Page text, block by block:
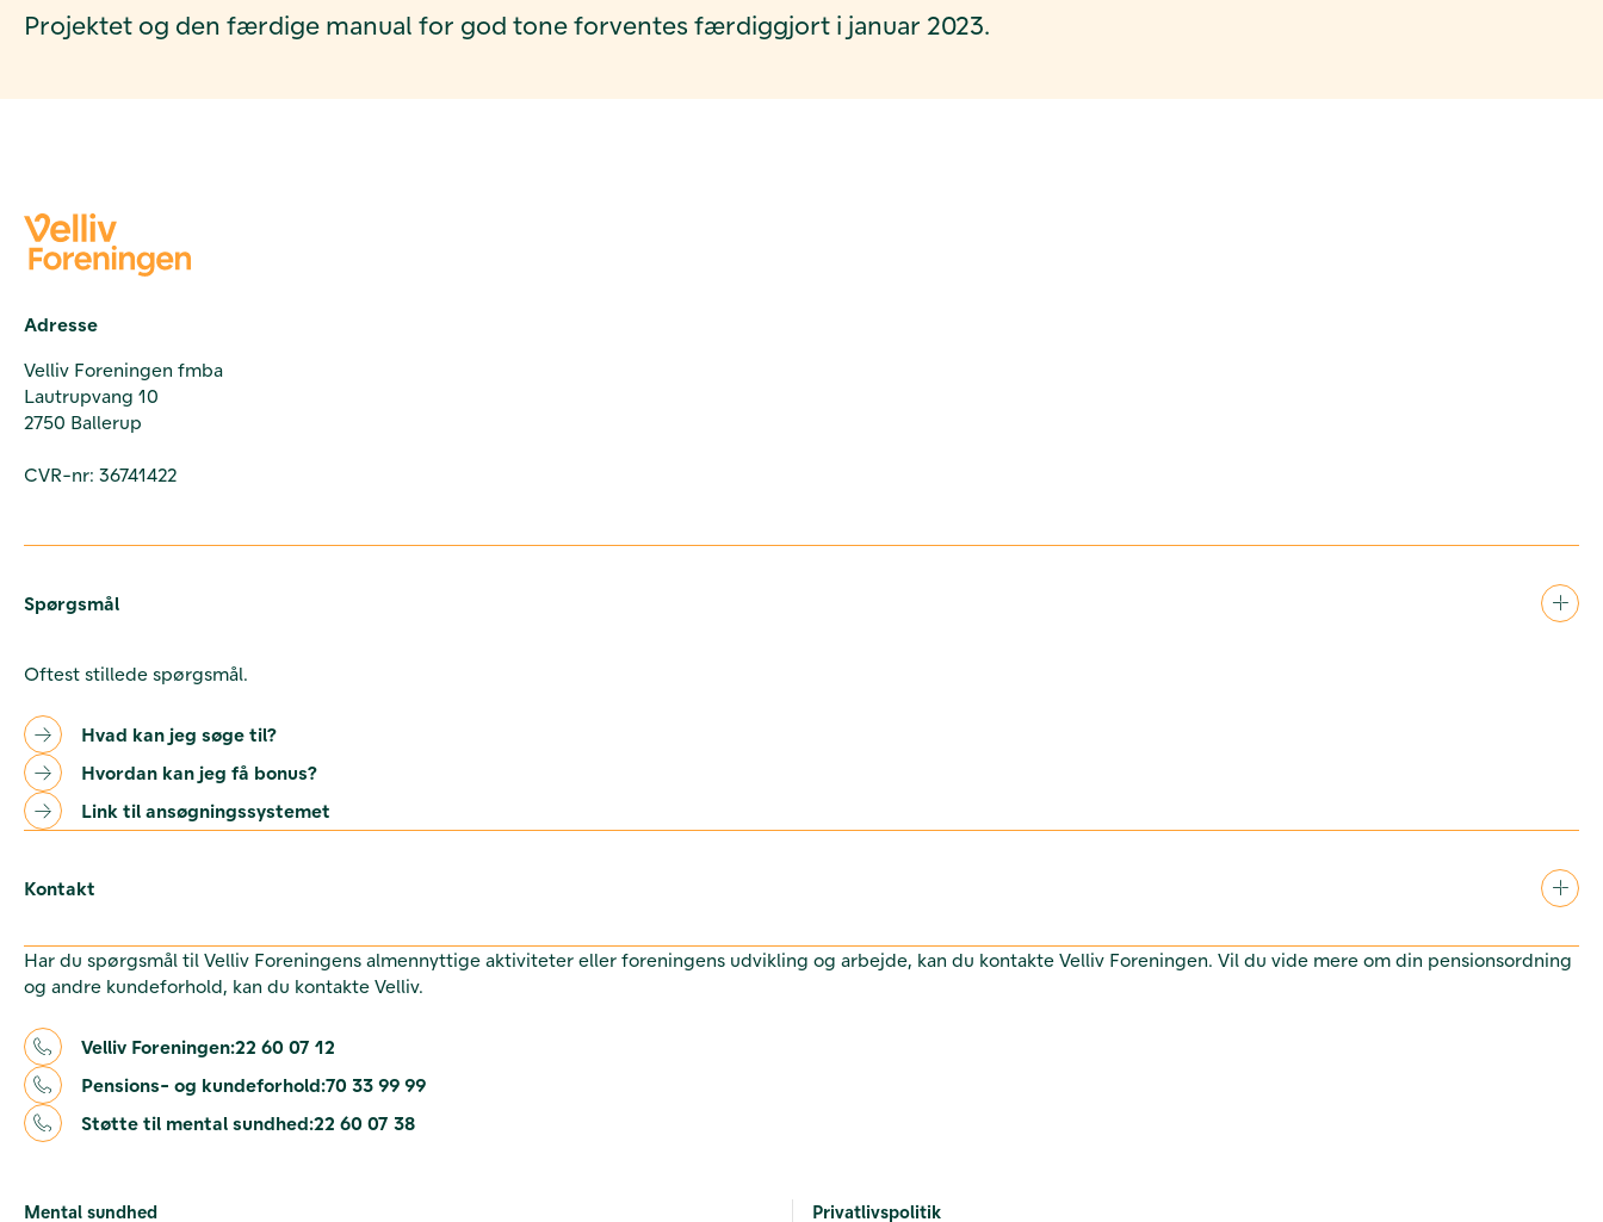
Projektet og den færdige manual for god tone forventes færdiggjort i januar 2023.
Adresse
Velliv Foreningen fmba
Lautrupvang 10
2750 Ballerup
CVR-nr: 36741422
Spørgsmål
Oftest stillede spørgsmål.
Hvad kan jeg søge til?
Hvordan kan jeg få bonus?
Link til ansøgningssystemet
Kontakt
Har du spørgsmål til Velliv Foreningens almennyttige aktiviteter eller foreningens udvikling og arbejde, kan du kontakte Velliv Foreningen. Vil du vide mere om din pensionsordning
og andre kundeforhold, kan du kontakte Velliv.
Velliv Foreningen:22 60 07 12
Pensions- og kundeforhold:70 33 99 99
Støtte til mental sundhed:22 60 07 38
Mental sundhed Privatlivspolitik